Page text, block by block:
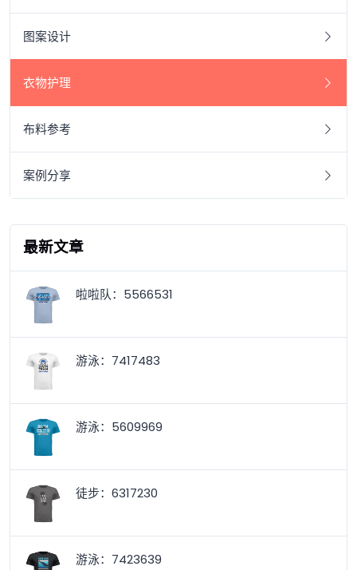
图案设计
衣物护理
布料参考
案例分享
最新文章
啦啦队：5566531
游泳：7417483
游泳：5609969
徒步：6317230
游泳：7423639